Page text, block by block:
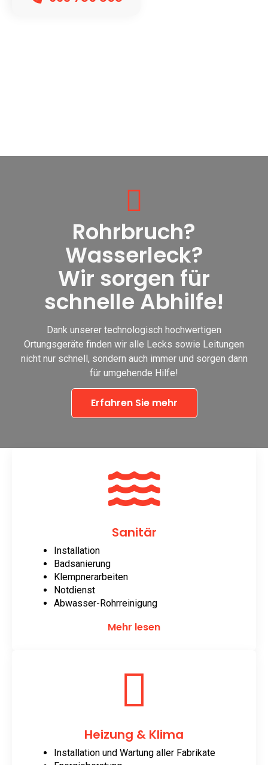
Rohrbruch?
Wasserleck?
Wir sorgen für
schnelle Abhilfe!
Dank unserer technologisch hochwertigen
Ortungsgeräte finden wir alle Lecks sowie Leitungen
nicht nur schnell, sondern auch immer und sorgen dann
für umgehende Hilfe!
Erfahren Sie mehr
Sanitär
Installation
Badsanierung
Klempnerarbeiten
Notdienst
Abwasser-Rohrreinigung
Mehr lesen
Heizung & Klima
Installation und Wartung aller Fabrikate